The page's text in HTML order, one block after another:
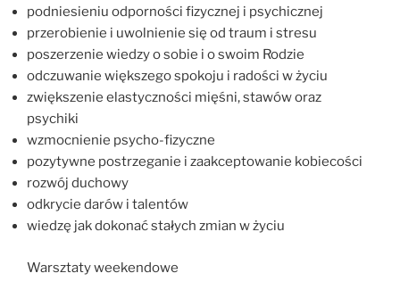
podniesieniu odporności fizycznej i psychicznej
przerobienie i uwolnienie się od traum i stresu
poszerzenie wiedzy o sobie i o swoim Rodzie
odczuwanie większego spokoju i radości w życiu
zwiększenie elastyczności mięśni, stawów oraz
psychiki
wzmocnienie psycho-fizyczne
pozytywne postrzeganie i zaakceptowanie kobiecości
rozwój duchowy
odkrycie darów i talentów
wiedzę jak dokonać stałych zmian w życiu
Warsztaty weekendowe